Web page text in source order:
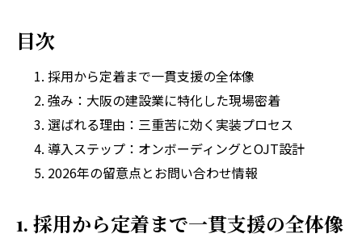
目次
採用から定着まで一貫支援の全体像
強み：大阪の建設業に特化した現場密着
選ばれる理由：三重苦に効く実装プロセス
導入ステップ：オンボーディングとOJT設計
2026年の留意点とお問い合わせ情報
1. 採用から定着まで一貫支援の全体像